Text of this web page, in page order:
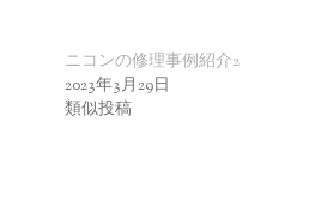
ニコンの修理事例紹介2
2023年3月29日
類似投稿